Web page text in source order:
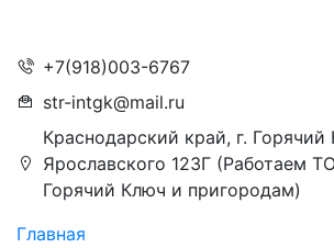
+7(918)003-6767
str-intgk@mail.ru
Краснодарский край, г. Горячий
Ярославского 123Г (Работаем
Горячий Ключ и пригородам)
Главная